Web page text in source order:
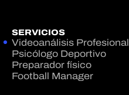
SERVICIOS
Videoanálisis Profesional
Psicólogo Deportivo
Preparador físico
Football Manager